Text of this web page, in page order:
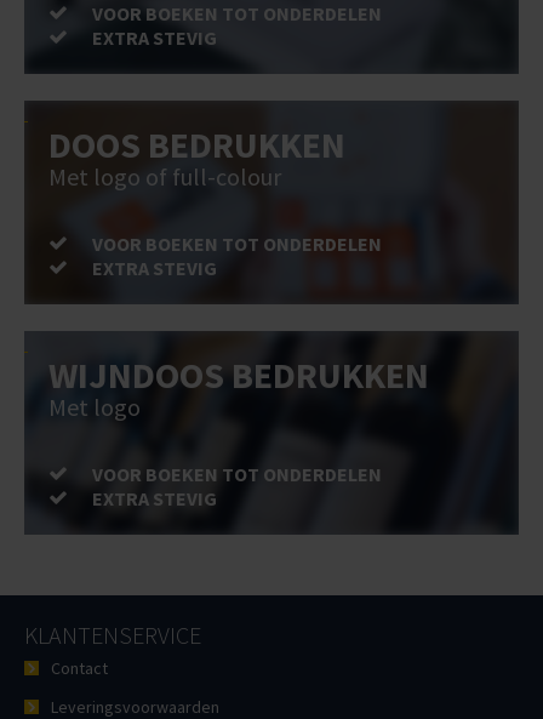
VOOR BOEKEN TOT ONDERDELEN
EXTRA STEVIG
DOOS BEDRUKKEN
Met logo of full-colour
VOOR BOEKEN TOT ONDERDELEN
EXTRA STEVIG
WIJNDOOS BEDRUKKEN
Met logo
VOOR BOEKEN TOT ONDERDELEN
EXTRA STEVIG
KLANTENSERVICE
Contact
Leveringsvoorwaarden